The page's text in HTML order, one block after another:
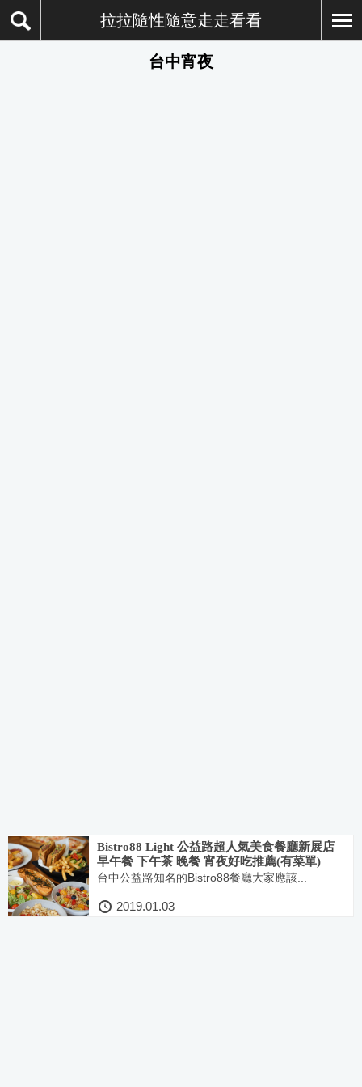
拉拉隨性隨意走走看看
台中宵夜
Bistro88 Light 公益路超人氣美食餐廳新展店
早午餐 下午茶 晚餐 宵夜好吃推薦(有菜單)
台中公益路知名的Bistro88餐廳大家應該...
2019.01.03